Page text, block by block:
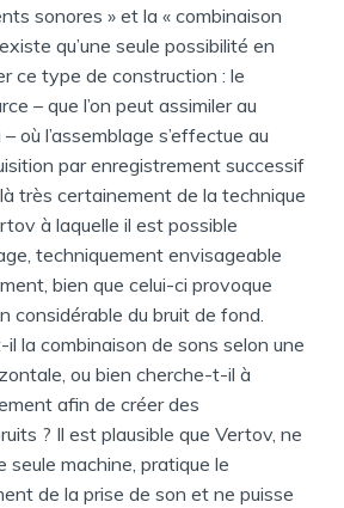
sonores » et la « combinaison
qu’une seule possibilité en
ce type de construction : le
– que l’on peut assimiler au
où l’assemblage s’effectue au
par enregistrement successif
là très certainement de la technique
à laquelle il est possible
techniquement envisageable
bien que celui-ci provoque
considérable du bruit de fond.
la combinaison de sons selon une
ou bien cherche-t-il à
afin de créer des
? Il est plausible que Vertov, ne
seule machine, pratique le
de la prise de son et ne puisse